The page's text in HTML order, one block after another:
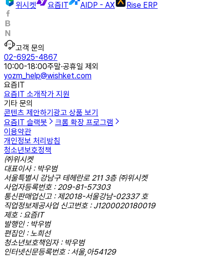
위시켓
요즘IT AIDP - AX Rise ERP
고객 문의
02-6925-4867
10:00-18:00주말·공휴일 제외
yozm_help@wishket.com
요즘IT
요즘IT 소개작가 지원
기타 문의
콘텐츠 제안하기 광고 상품 보기
요즘IT 슬랙봇
크롬 확장 프로그램
이용약관
개인정보 처리방침
청소년보호정책
㈜위시켓
대표이사 : 박우범
서울특별시 강남구 테헤란로 211 3층 ㈜위시켓
사업자등록번호 : 209-81-57303
통신판매업신고 : 제2018-서울강남-02337 호
직업정보제공사업 신고번호 : J1200020180019
제호 : 요즘IT
발행인 : 박우범
편집인 : 노희선
청소년보호책임자 : 박우범
인터넷신문등록번호 : 서울,아54129